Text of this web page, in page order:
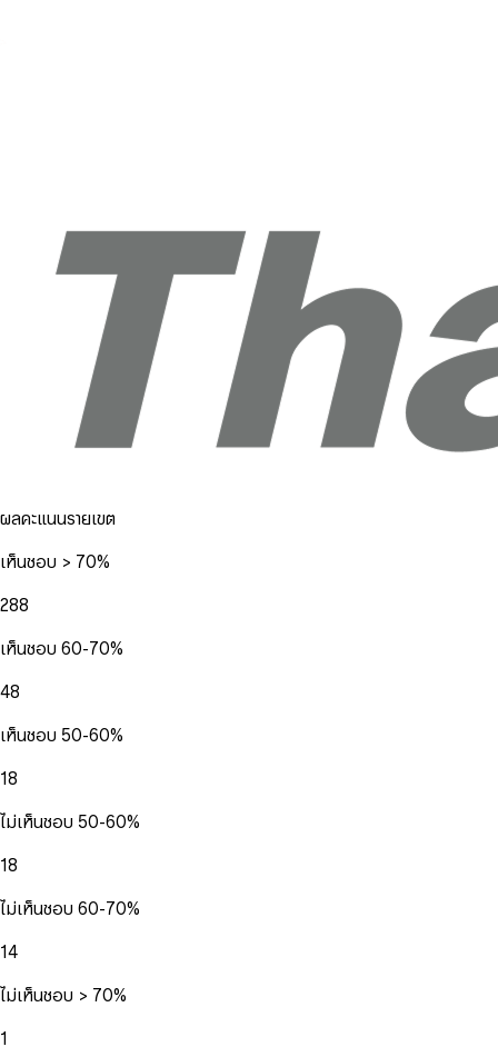
ผลคะแนนรายเขต
เห็นชอบ > 70%
288
เห็นชอบ 60-70%
48
เห็นชอบ 50-60%
18
ไม่เห็นชอบ 50-60%
18
ไม่เห็นชอบ 60-70%
14
ไม่เห็นชอบ > 70%
1